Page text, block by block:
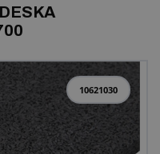
10621030